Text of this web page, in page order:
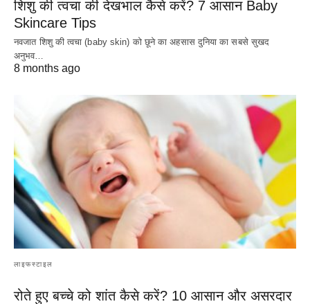
शिशु की त्वचा की देखभाल कैसे करें? 7 आसान Baby
Skincare Tips
नवजात शिशु की त्वचा (baby skin) को छूने का अहसास दुनिया का सबसे सुखद
अनुभव…
8 months ago
लाइफस्टाइल
रोते हुए बच्चे को शांत कैसे करें? 10 आसान और असरदार